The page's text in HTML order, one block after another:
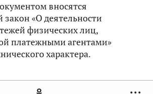
вносятся
«О деятельности
физических лиц,
платежными агентами»
характера.